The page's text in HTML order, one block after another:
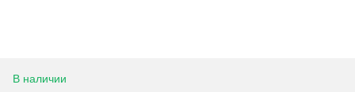
В наличии